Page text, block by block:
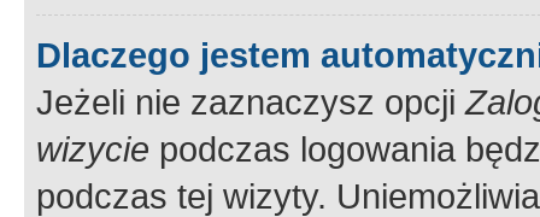
Dlaczego jestem
Jeżeli nie zaznaczysz opcji
wizycie podczas logowania
podczas tej wizyty.